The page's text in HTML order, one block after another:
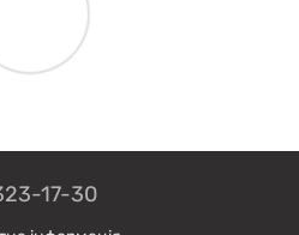
17-30